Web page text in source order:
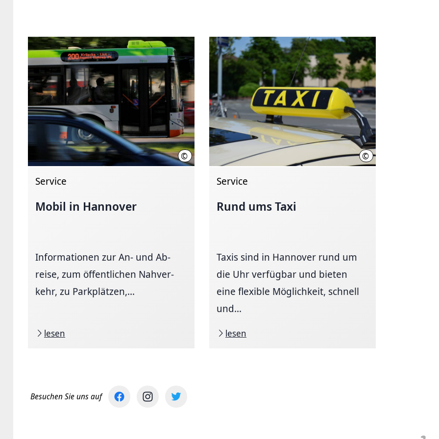
© Martin Bargel / üstra
Service
Mobil in Hannover
Informationen zur An- und Ab­
reise, zum öffent­li­chen Nah­ver­
kehr, zu Park­plätzen,...
lesen
©
Service
Rund ums Taxi
Taxis sind in Hannover rund um
die Uhr verfügbar und bieten
eine flexible Möglichkeit, schnell
und...
lesen
Besuchen Sie uns auf